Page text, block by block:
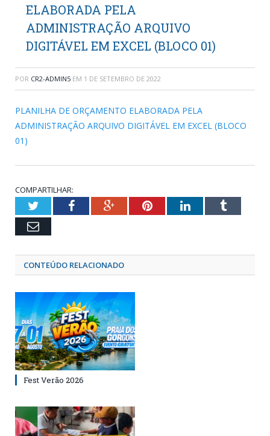
ELABORADA PELA
ADMINISTRAÇÃO ARQUIVO
DIGITÁVEL EM EXCEL (BLOCO 01)
POR CR2-ADMIN5 EM 1 DE SETEMBRO DE 2022
PLANILHA DE ORÇAMENTO ELABORADA PELA
ADMINISTRAÇÃO ARQUIVO DIGITÁVEL EM EXCEL (BLOCO
01)
COMPARTILHAR:
TwitterFacebookGoogle+PinterestLinkedInTumblr
Email
CONTEÚDO RELACIONADO
Fest Verão 2026